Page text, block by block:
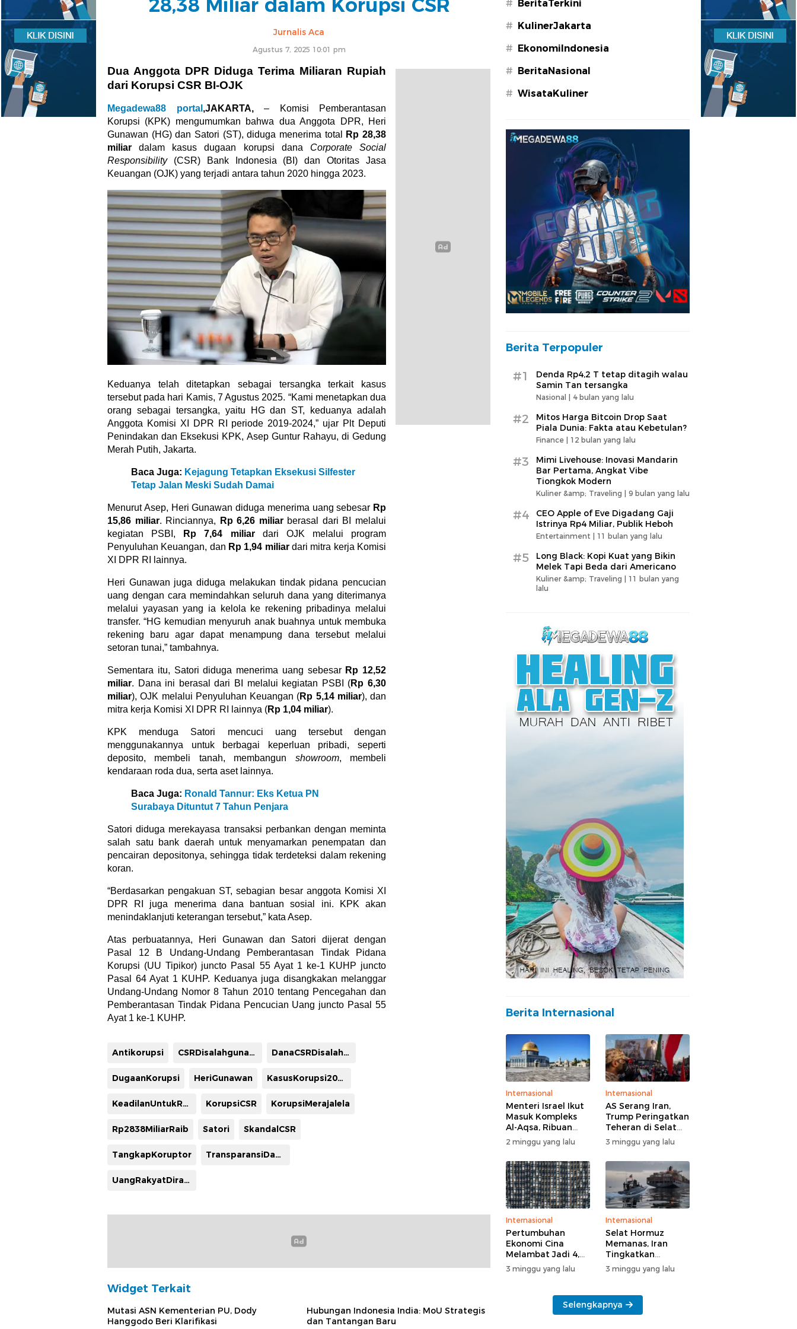
28,38 Miliar dalam Korupsi CSR
Jurnalis Aca
Agustus 7, 2025 10:01 pm
Dua Anggota DPR Diduga Terima Miliaran Rupiah
dari Korupsi CSR BI-OJK
Megadewa88 portal ,JAKARTA,– Komisi Pemberantasan
Korupsi (KPK) mengumumkan bahwa dua Anggota DPR, Heri
Gunawan (HG) dan Satori (ST), diduga menerima total
Rp 28,38
miliar dalam kasus dugaan korupsi dana Corporate Social
Responsibility(CSR) Bank Indonesia (BI) dan Otoritas Jasa
Keuangan (OJK) yang terjadi antara tahun 2020 hingga 2023.
Keduanya telah ditetapkan sebagai tersangka terkait kasus
tersebut pada hari Kamis, 7 Agustus 2025. “Kami menetapkan dua
orang sebagai tersangka, yaitu HG dan ST, keduanya adalah
Anggota Komisi XI DPR RI periode 2019-2024,” ujar Plt Deputi
Penindakan dan Eksekusi KPK, Asep Guntur Rahayu, di Gedung
Merah Putih, Jakarta.
Baca Juga: Kejagung Tetapkan Eksekusi Silfester
Tetap Jalan Meski Sudah Damai
Menurut Asep, Heri Gunawan diduga menerima uang sebesar Rp
15,86 miliar. Rinciannya, Rp 6,26 miliarberasal dari BI melalui
kegiatan PSBI,
Rp 7,64 miliardari OJK melalui program
Penyuluhan Keuangan, dan Rp 1,94 miliardari mitra kerja Komisi
XI DPR RI lainnya.
Heri Gunawan juga diduga melakukan tindak pidana pencucian
uang dengan cara memindahkan seluruh dana yang diterimanya
melalui yayasan yang ia kelola ke rekening pribadinya melalui
transfer. “HG kemudian menyuruh anak buahnya untuk membuka
rekening baru agar dapat menampung dana tersebut melalui
setoran tunai,” tambahnya.
Sementara itu, Satori diduga menerima uang sebesar Rp 12,52
miliar. Dana ini berasal dari BI melalui kegiatan PSBI (Rp 6,30
miliar), OJK melalui Penyuluhan Keuangan (Rp 5,14 miliar), dan
mitra kerja Komisi XI DPR RI lainnya (Rp 1,04 miliar).
KPK menduga Satori mencuci uang tersebut dengan
menggunakannya untuk berbagai keperluan pribadi, seperti
deposito, membeli tanah, membangun showroom, membeli
kendaraan roda dua, serta aset lainnya.
Baca Juga: Ronald Tannur: Eks Ketua PN
Surabaya Dituntut 7 Tahun Penjara
Satori diduga merekayasa transaksi perbankan dengan meminta
salah satu bank daerah untuk menyamarkan penempatan dan
pencairan depositonya, sehingga tidak terdeteksi dalam rekening
koran.
“Berdasarkan pengakuan ST, sebagian besar anggota Komisi XI
DPR RI juga menerima dana bantuan sosial ini. KPK akan
menindaklanjuti keterangan tersebut,” kata Asep.
Atas perbuatannya, Heri Gunawan dan Satori dijerat dengan
Pasal 12 B Undang-Undang Pemberantasan Tindak Pidana
Korupsi (UU Tipikor) juncto Pasal 55 Ayat 1 ke-1 KUHP juncto
Pasal 64 Ayat 1 KUHP. Keduanya juga disangkakan melanggar
Undang-Undang Nomor 8 Tahun 2010 tentang Pencegahan dan
Pemberantasan Tindak Pidana Pencucian Uang juncto Pasal 55
Ayat 1 ke-1 KUHP.
Antikorupsi CSRDisalahgunakan DanaCSRDisalahgunakan
DugaanKorupsi HeriGunawan KasusKorupsi2025
KeadilanUntukRakyat KorupsiCSR KorupsiMerajalela
Rp2838MiliarRaib Satori SkandalCSR
TangkapKoruptor TransparansiDana
UangRakyatDirampok
Widget Terkait
Mutasi ASN Kementerian PU, Dody
Hanggodo Beri Klarifikasi
Hubungan Indonesia India: MoU Strategis
dan Tantangan Baru
# BeritaTerkini
# KulinerJakarta
# EkonomiIndonesia
# BeritaNasional
# WisataKuliner
Berita Terpopuler
#1
Denda Rp4,2 T tetap ditagih walau
Samin Tan tersangka
Nasional | 4 bulan yang lalu
#2
Mitos Harga Bitcoin Drop Saat
Piala Dunia: Fakta atau Kebetulan?
Finance | 12 bulan yang lalu
#3
Mimi Livehouse: Inovasi Mandarin
Bar Pertama, Angkat Vibe
Tiongkok Modern
Kuliner &amp; Traveling | 9 bulan yang lalu
#4
CEO Apple of Eve Digadang Gaji
Istrinya Rp4 Miliar, Publik Heboh
Entertainment | 11 bulan yang lalu
#5
Long Black: Kopi Kuat yang Bikin
Melek Tapi Beda dari Americano
Kuliner &amp; Traveling | 11 bulan yang
lalu
Berita Internasional
Internasional
Menteri Israel Ikut
Masuk Kompleks
Al-Aqsa, Ribuan
Massa Yahudi Gelar
Ritual di Tengah
Pengamanan Polisi
2 minggu yang lalu
Internasional
AS Serang Iran,
Trump Peringatkan
Teheran di Selat
Hormuz
3 minggu yang lalu
Internasional
Pertumbuhan
Ekonomi Cina
Melambat Jadi 4,3
Persen
3 minggu yang lalu
Internasional
Selat Hormuz
Memanas, Iran
Tingkatkan
Tekanan ke AS
3 minggu yang lalu
Selengkapnya